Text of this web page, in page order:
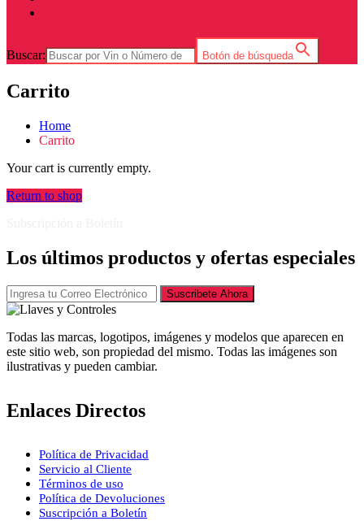
Buscar: Botón de búsqueda
Carrito
Home
Carrito
Your cart is currently empty.
Return to shop
Los últimos productos y ofertas especiales
Suscribete Ahora
Todas las marcas, logotipos, imágenes y modelos que aparecen en
este sitio web, son propiedad del mismo. Todas las imágenes son
ilustrativas y pueden cambiar.
Enlaces Directos
Política de Privacidad
Servicio al Cliente
Términos de uso
Política de Devoluciones
Suscripción a Boletín